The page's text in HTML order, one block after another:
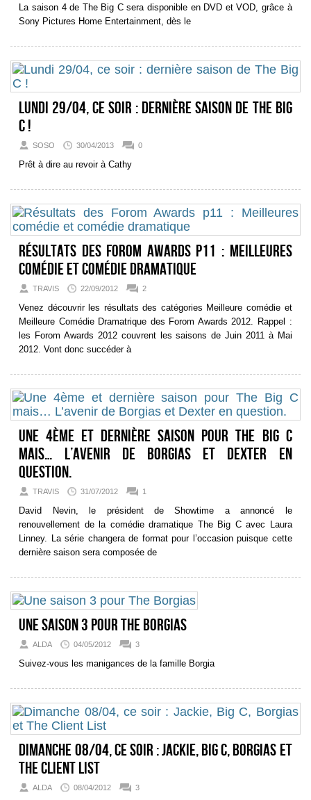
La saison 4 de The Big C sera disponible en DVD et VOD, grâce à
Sony Pictures Home Entertainment, dès le
Lundi 29/04, ce soir : dernière saison de The Big
C !
SOSO 30/04/2013 0
Prêt à dire au revoir à Cathy
Résultats des Forom Awards p11 : Meilleures
comédie et comédie dramatique
TRAVIS 22/09/2012 2
Venez découvrir les résultats des catégories Meilleure comédie et
Meilleure Comédie Dramatrique des Forom Awards 2012. Rappel :
les Forom Awards 2012 couvrent les saisons de Juin 2011 à Mai
2012. Vont donc succéder à
Une 4ème et dernière saison pour The Big C
mais… L’avenir de Borgias et Dexter en
question.
TRAVIS 31/07/2012 1
David Nevin, le président de Showtime a annoncé le
renouvellement de la comédie dramatique The Big C avec Laura
Linney. La série changera de format pour l’occasion puisque cette
dernière saison sera composée de
Une saison 3 pour The Borgias
ALDA 04/05/2012 3
Suivez-vous les manigances de la famille Borgia
Dimanche 08/04, ce soir : Jackie, Big C, Borgias et
The Client List
ALDA 08/04/2012 3